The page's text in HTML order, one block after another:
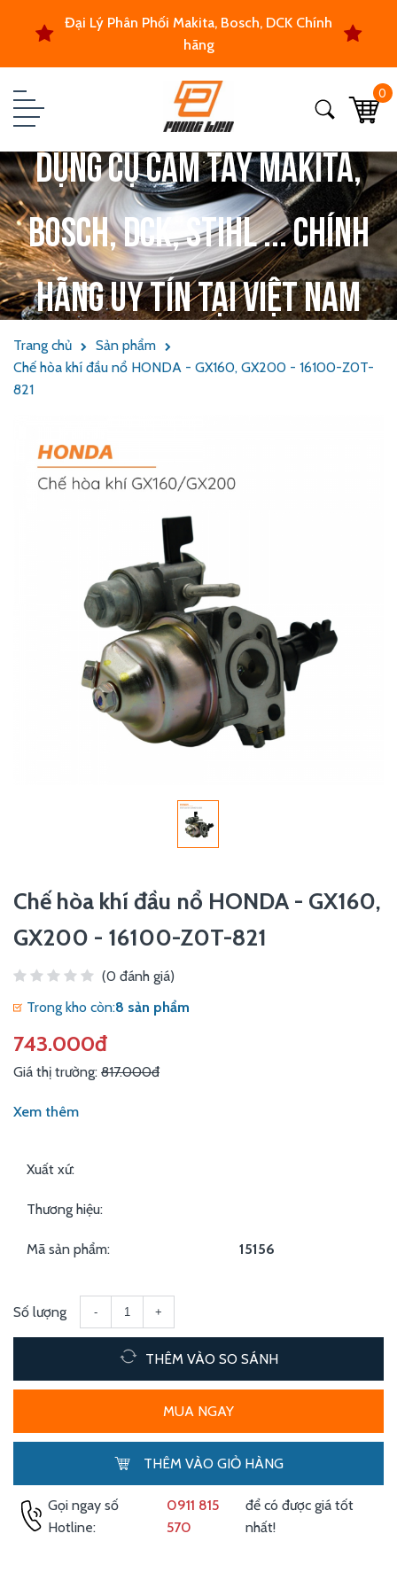
Đại Lý Phân Phối Makita, Bosch, DCK Chính
hãng
0
Dụng cụ cầm tay Makita,
Bosch, DCK, Stihl ... chính
hãng uy tín tại Việt Nam
Trang chủ
Sản phẩm
Chế hòa khí đầu nổ HONDA - GX160, GX200 - 16100-Z0T-
821
Chế hòa khí đầu nổ HONDA - GX160,
GX200 - 16100-Z0T-821
(0 đánh giá)
Trong kho còn:8 sản phẩm
743.000đ
Giá thị trường: 817.000đ
Xem thêm
Xuất xứ:
Thương hiệu:
Mã sản phẩm: 15156
Số lượng - +
THÊM VÀO SO SÁNH
MUA NGAY
THÊM VÀO GIỎ HÀNG
Gọi ngay số
Hotline:
0911 815
570
để có được giá tốt
nhất!